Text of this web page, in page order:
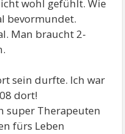
wohl gefühlt. Wie
bevormundet.
Man braucht 2-
sein durfte. Ich war
dort!
super Therapeuten
fürs Leben